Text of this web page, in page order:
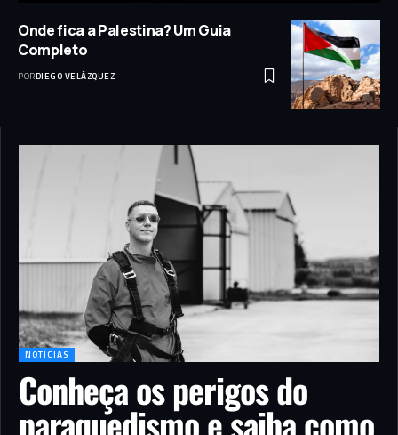
Onde fica a Palestina? Um Guia
Completo
PORDIEGO VELÁZQUEZ
NOTÍCIAS
Conheça os perigos do
paraquedismo e saiba como